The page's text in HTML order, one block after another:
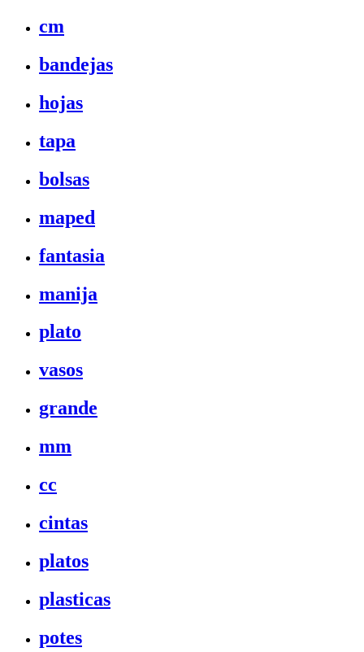
cm
bandejas
hojas
tapa
bolsas
maped
fantasia
manija
plato
vasos
grande
mm
cc
cintas
platos
plasticas
potes